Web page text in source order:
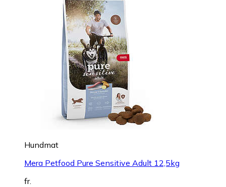
Hundmat
Mera Petfood Pure Sensitive Adult 12,5kg
fr.